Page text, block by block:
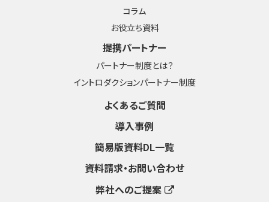
コラム
お役立ち資料
提携パートナー
パートナー制度とは？
イントロダクションパートナー制度
よくあるご質問
導入事例
簡易版資料DL一覧
資料請求・お問い合わせ
弊社へのご提案